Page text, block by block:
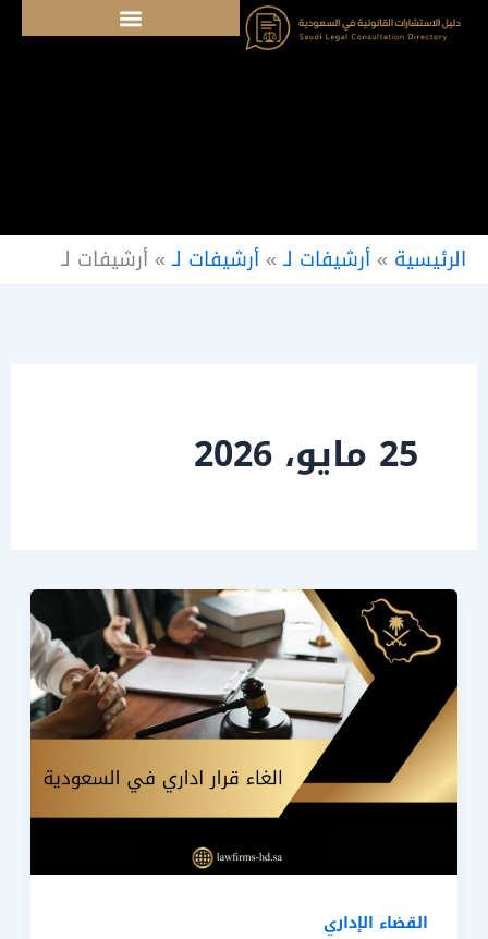
تخطي
الرئيسية »أرشيفات لـ»أرشيفات لـ» أرشيفات لـ
25 مايو، 2026
القضاء الإداري